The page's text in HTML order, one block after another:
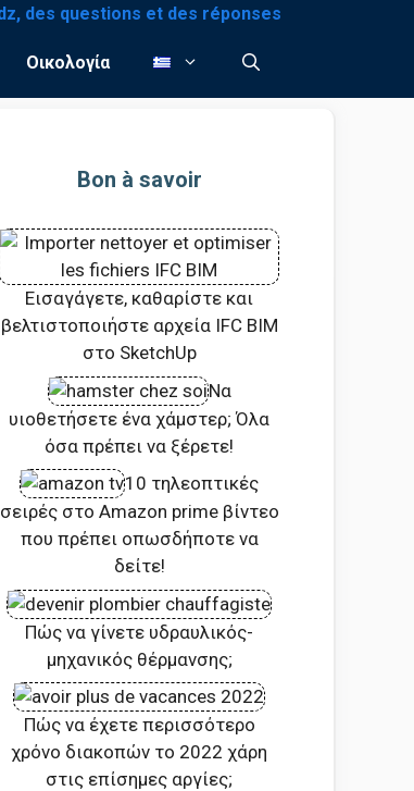
Οικολογία
Bon à savoir
Εισαγάγετε, καθαρίστε και
βελτιστοποιήστε αρχεία IFC BIM
στο SketchUp
Να
υιοθετήσετε ένα χάμστερ; Όλα
όσα πρέπει να ξέρετε!
10 τηλεοπτικές
σειρές στο Amazon prime βίντεο
που πρέπει οπωσδήποτε να
δείτε!
Πώς να γίνετε υδραυλικός-
μηχανικός θέρμανσης;
Πώς να έχετε περισσότερο
χρόνο διακοπών το 2022 χάρη
στις επίσημες αργίες;